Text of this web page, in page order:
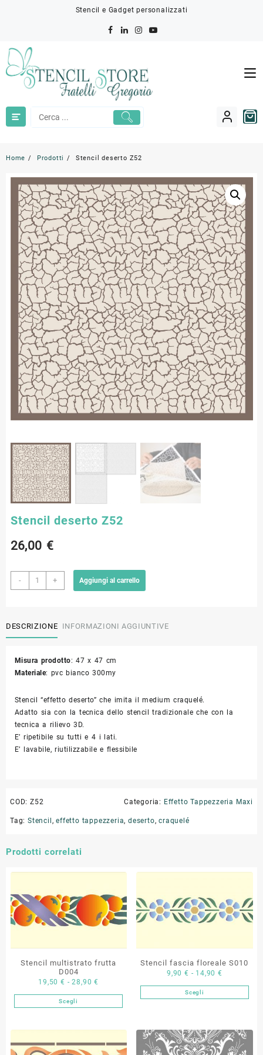
Stencil e Gadget personalizzati
Home Prodotti Stencil deserto Z52
Stencil deserto Z52
26,00 €
-
Stencil
deserto
+ Aggiungi al carrello
DESCRIZIONE INFORMAZIONI AGGIUNTIVE
Misura prodotto: 47 x 47 cm
Materiale: pvc bianco 300my
Stencil “effetto deserto” che imita il medium craquelé.
Adatto sia con la tecnica dello stencil tradizionale che con la
tecnica a rilievo 3D.
E’ ripetibile su tutti e 4 i lati.
E’ lavabile, riutilizzabile e flessibile
COD: Z52 Categoria: Effetto Tappezzeria Maxi
Tag: Stencil ,effetto tappezzeria,deserto,craquelé
Prodotti correlati
Stencil multistrato frutta
D004
19,50€ - 28,90€
di
prezzo:
19,50 €
a
ScegliQuesto
ha
più
Stencil fascia floreale S010
9,90 € - 14,90 €
di
prezzo:
a
14,90 €
ScegliQuesto
più
varianti.